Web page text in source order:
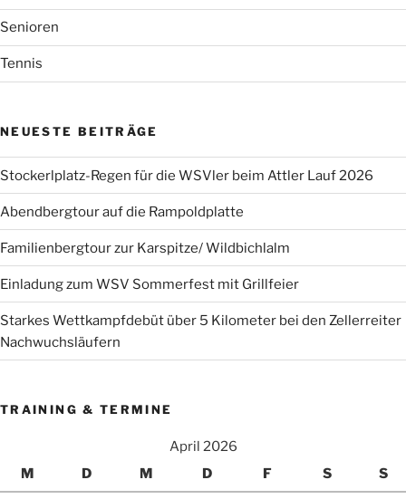
Senioren
Tennis
NEUESTE BEITRÄGE
Stockerlplatz-Regen für die WSVler beim Attler Lauf 2026
Abendbergtour auf die Rampoldplatte
Familienbergtour zur Karspitze/ Wildbichlalm
Einladung zum WSV Sommerfest mit Grillfeier
Starkes Wettkampfdebüt über 5 Kilometer bei den Zellerreiter
Nachwuchsläufern
TRAINING & TERMINE
April 2026
M
D M D F S S